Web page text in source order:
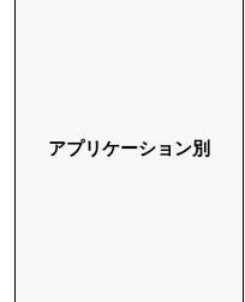
アプリケーション別